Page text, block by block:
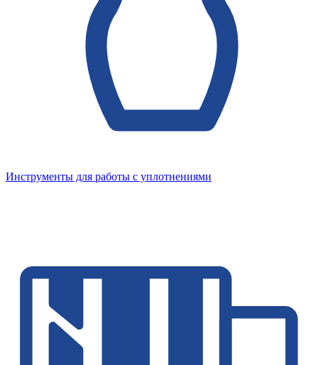
Инструменты для работы с уплотнениями